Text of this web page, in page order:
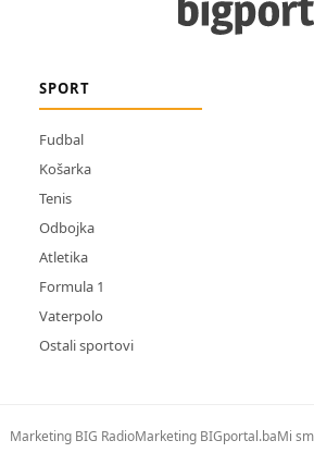
SPORT
Fudbal
Košarka
Tenis
Odbojka
Atletika
Formula 1
Vaterpolo
Ostali sportovi
Marketing BIG RadioMarketing BIGportal.baMi